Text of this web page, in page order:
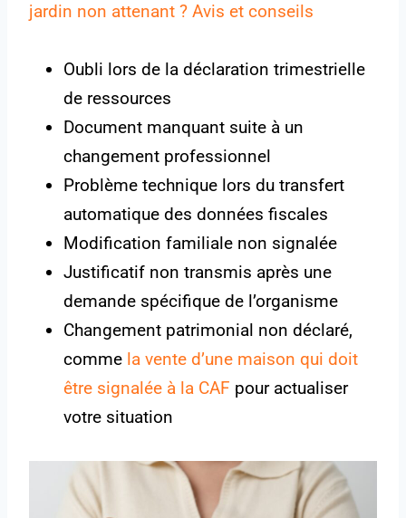
jardin non attenant ? Avis et conseils
Oubli lors de la déclaration trimestrielle
de ressources
Document manquant suite à un
changement professionnel
Problème technique lors du transfert
automatique des données fiscales
Modification familiale non signalée
Justificatif non transmis après une
demande spécifique de l’organisme
Changement patrimonial non déclaré,
comme la vente d’une maison qui doit
être signalée à la CAF pour actualiser
votre situation